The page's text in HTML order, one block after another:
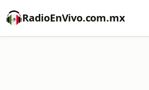
RadioEnVivo.com.mx